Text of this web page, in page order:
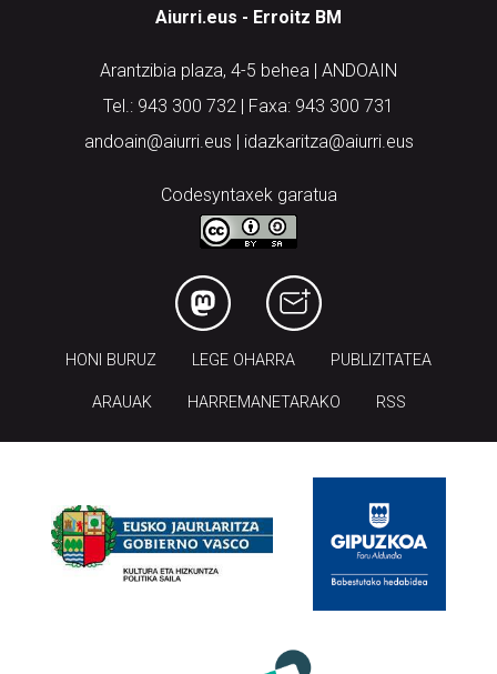
Aiurri.eus - Erroitz BM
Arantzibia plaza, 4-5 behea | ANDOAIN
Tel.: 943 300 732 | Faxa: 943 300 731
andoain@aiurri.eus | idazkaritza@aiurri.eus
Codesyntaxek garatua
HONI BURUZ LEGE OHARRA PUBLIZITATEA
ARAUAK HARREMANETARAKO RSS